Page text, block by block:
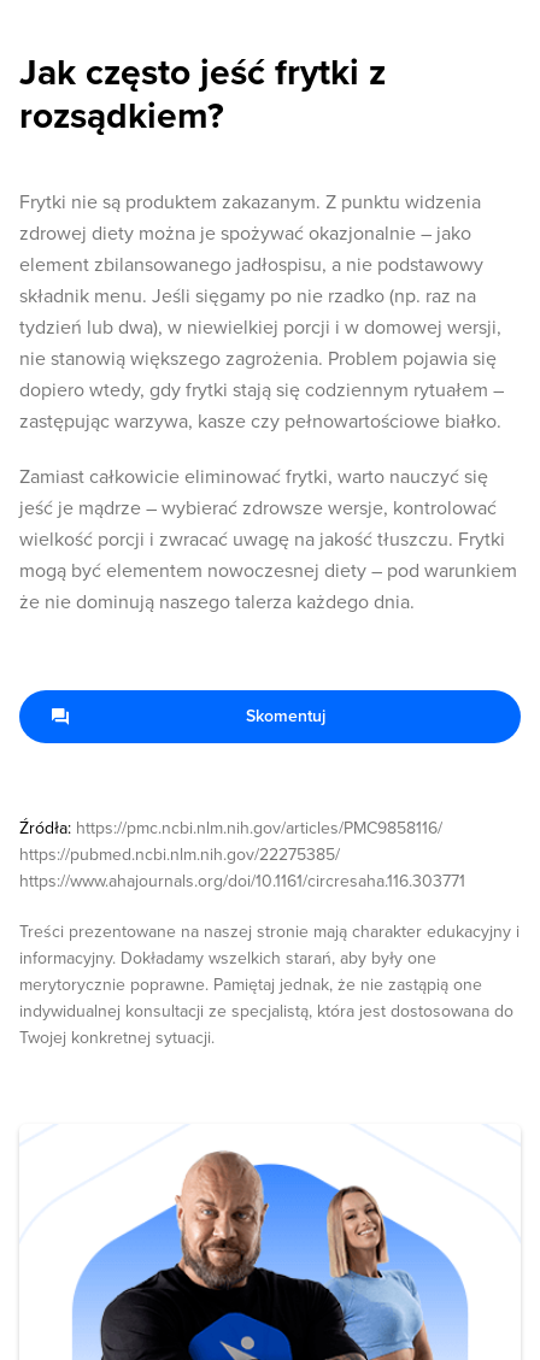
Jak często jeść frytki z
rozsądkiem?
Frytki nie są produktem zakazanym. Z punktu widzenia
zdrowej diety można je spożywać okazjonalnie – jako
element zbilansowanego jadłospisu, a nie podstawowy
składnik menu. Jeśli sięgamy po nie rzadko (np. raz na
tydzień lub dwa), w niewielkiej porcji i w domowej wersji,
nie stanowią większego zagrożenia. Problem pojawia się
dopiero wtedy, gdy frytki stają się codziennym rytuałem –
zastępując warzywa, kasze czy pełnowartościowe białko.
Zamiast całkowicie eliminować frytki, warto nauczyć się
jeść je mądrze – wybierać zdrowsze wersje, kontrolować
wielkość porcji i zwracać uwagę na jakość tłuszczu. Frytki
mogą być elementem nowoczesnej diety – pod warunkiem
że nie dominują naszego talerza każdego dnia.
Źródła: https://pmc.ncbi.nlm.nih.gov/articles/PMC9858116/
https://pubmed.ncbi.nlm.nih.gov/22275385/
https://www.ahajournals.org/doi/10.1161/circresaha.116.303771
Treści prezentowane na naszej stronie mają charakter edukacyjny i
informacyjny. Dokładamy wszelkich starań, aby były one
merytorycznie poprawne. Pamiętaj jednak, że nie zastąpią one
indywidualnej konsultacji ze specjalistą, która jest dostosowana do
Twojej konkretnej sytuacji.
Skomentuj